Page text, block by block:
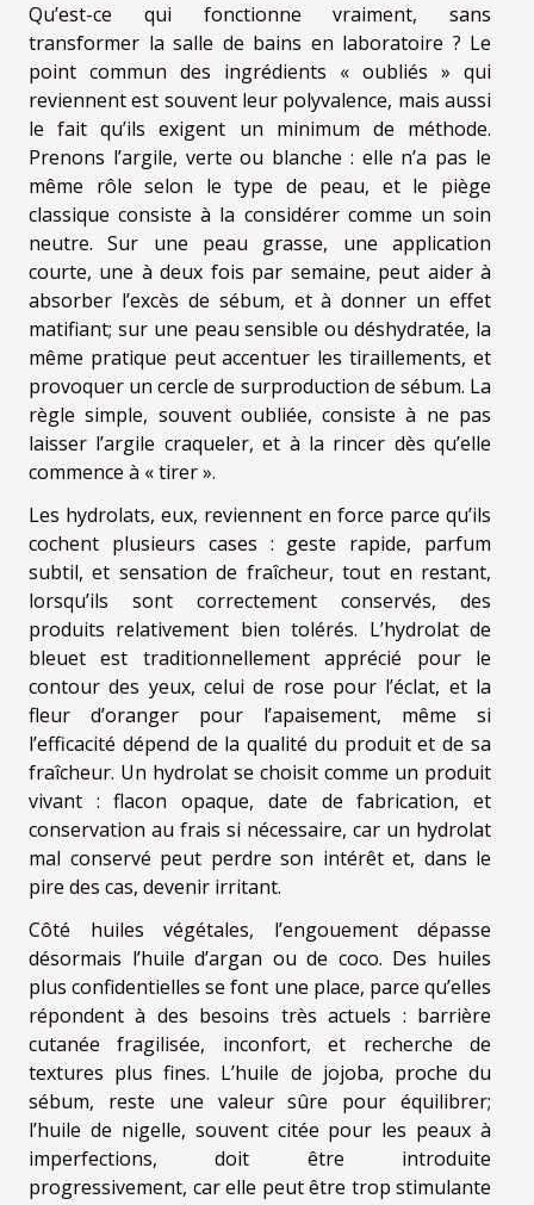
Qu’est-ce qui fonctionne vraiment, sans
transformer la salle de bains en laboratoire ? Le
point commun des ingrédients « oubliés » qui
reviennent est souvent leur polyvalence, mais aussi
le fait qu’ils exigent un minimum de méthode.
Prenons l’argile, verte ou blanche : elle n’a pas le
même rôle selon le type de peau, et le piège
classique consiste à la considérer comme un soin
neutre. Sur une peau grasse, une application
courte, une à deux fois par semaine, peut aider à
absorber l’excès de sébum, et à donner un effet
matifiant; sur une peau sensible ou déshydratée, la
même pratique peut accentuer les tiraillements, et
provoquer un cercle de surproduction de sébum. La
règle simple, souvent oubliée, consiste à ne pas
laisser l’argile craqueler, et à la rincer dès qu’elle
commence à « tirer ».
Les hydrolats, eux, reviennent en force parce qu’ils
cochent plusieurs cases : geste rapide, parfum
subtil, et sensation de fraîcheur, tout en restant,
lorsqu’ils sont correctement conservés, des
produits relativement bien tolérés. L’hydrolat de
bleuet est traditionnellement apprécié pour le
contour des yeux, celui de rose pour l’éclat, et la
fleur d’oranger pour l’apaisement, même si
l’efficacité dépend de la qualité du produit et de sa
fraîcheur. Un hydrolat se choisit comme un produit
vivant : flacon opaque, date de fabrication, et
conservation au frais si nécessaire, car un hydrolat
mal conservé peut perdre son intérêt et, dans le
pire des cas, devenir irritant.
Côté huiles végétales, l’engouement dépasse
désormais l’huile d’argan ou de coco. Des huiles
plus confidentielles se font une place, parce qu’elles
répondent à des besoins très actuels : barrière
cutanée fragilisée, inconfort, et recherche de
textures plus fines. L’huile de jojoba, proche du
sébum, reste une valeur sûre pour équilibrer;
l’huile de nigelle, souvent citée pour les peaux à
imperfections, doit être introduite
progressivement, car elle peut être trop stimulante